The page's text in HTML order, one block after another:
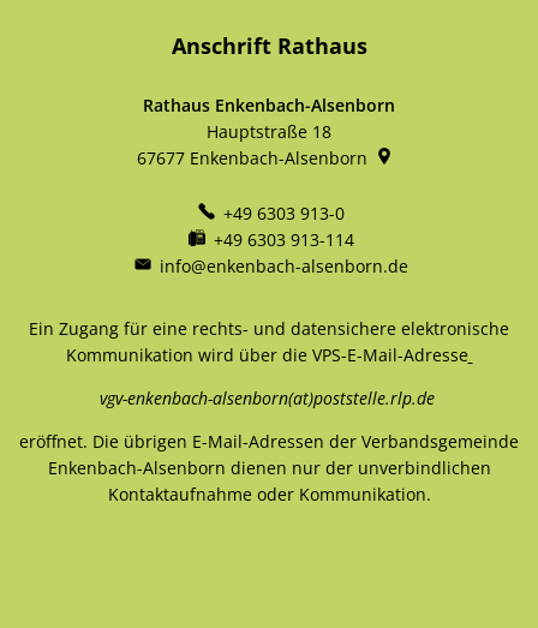
Anschrift Rathaus
Rathaus Enkenbach-Alsenborn
Hauptstraße 18
67677 Enkenbach-Alsenborn
+49 6303 913-0
+49 6303 913-114
info@enkenbach-alsenborn.de
Ein Zugang für eine rechts- und datensichere elektronische
Kommunikation wird über die VPS-E-Mail-Adresse
vgv-enkenbach-alsenborn(at)poststelle.rlp.de
eröffnet. Die übrigen E-Mail-Adressen der Verbandsgemeinde
Enkenbach-Alsenborn dienen nur der unverbindlichen
Kontaktaufnahme oder Kommunikation.